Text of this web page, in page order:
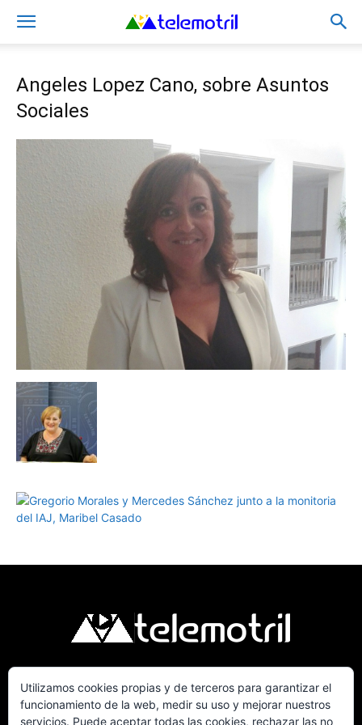
Angeles Lopez Cano, sobre Asuntos
Sociales
Telemotril, la Televisión Digital de la Costa
Tropical de Granada. Siguenos en Fm a traves
Utilizamos cookies propias y de terceros para garantizar el
funcionamiento de la web, medir su uso y mejorar nuestros
servicios. Puede aceptar todas las cookies, rechazar las no